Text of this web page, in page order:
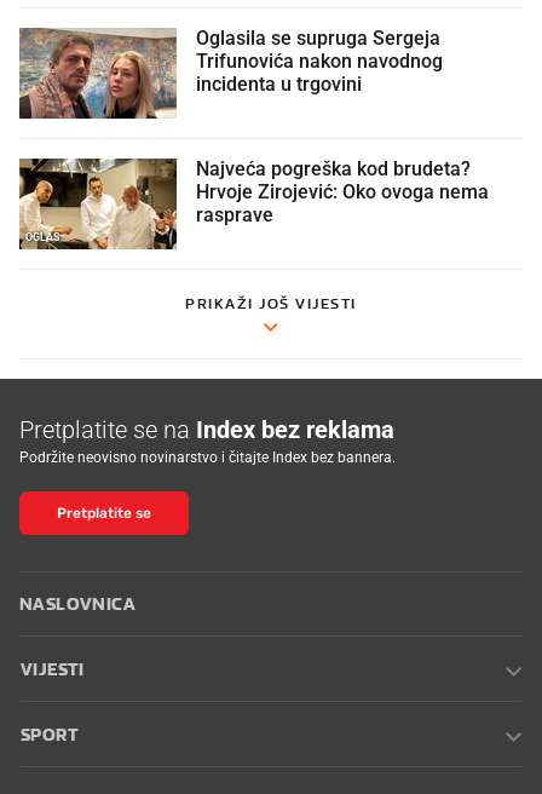
Oglasila se supruga Sergeja
Trifunovića nakon navodnog
incidenta u trgovini
OGLAS
Najveća pogreška kod brudeta?
Hrvoje Zirojević: Oko ovoga nema
rasprave
PRIKAŽI JOŠ VIJESTI
Pretplatite se na Index bez reklama
Podržite neovisno novinarstvo i čitajte Index bez bannera.
Pretplatite se
NASLOVNICA
VIJESTI
SPORT